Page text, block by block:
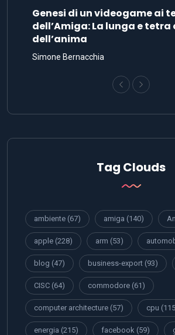
Genesi di un videogame ai
dell’Amiga: La lunga e tetra
dell’anima
Simone Bernacchia
Tag Clouds
ambiente (67) amiga (140)
apple (228) arm (53)
blog (47) business-export (93)
CISC (64) commodore (61)
computer architecture (57) cpu
energia (215) facebook (59)